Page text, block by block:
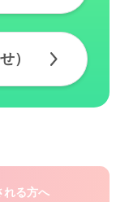
）
れる方へ